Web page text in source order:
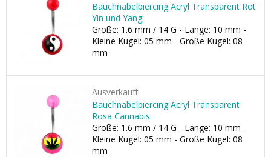
Bauchnabelpiercing Acryl Transparent Rot
Yin und Yang
Größe: 1.6 mm / 14 G - Länge: 10 mm -
Kleine Kugel: 05 mm - Große Kugel: 08
mm
Ausverkauft
Bauchnabelpiercing Acryl Transparent
Rosa Cannabis
Größe: 1.6 mm / 14 G - Länge: 10 mm -
Kleine Kugel: 05 mm - Große Kugel: 08
mm